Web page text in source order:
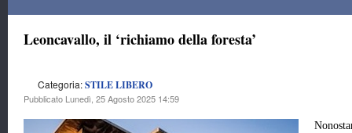
Leoncavallo, il ‘richiamo della foresta’
Categoria:STILE LIBERO
Pubblicato Lunedì, 25 Agosto 2025 14:59